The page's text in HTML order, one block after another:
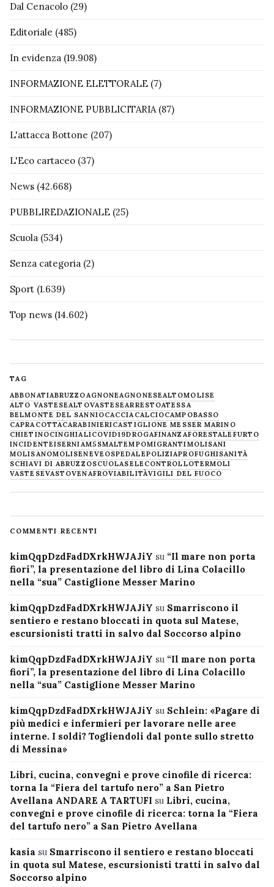
Dal Cenacolo (29)
Editoriale (485)
In evidenza (19.908)
INFORMAZIONE ELETTORALE (7)
INFORMAZIONE PUBBLICITARIA(87)
L'attacca Bottone (207)
L'Eco cartaceo (37)
News (42.668)
PUBBLIREDAZIONALE (25)
Scuola (534)
Senza categoria (2)
Sport (1.639)
Top news (14.602)
TAG
ABBONATIABRUZZOAGNONEAGNONESEALTOMOLISE
ALTO VASTESEALTOVASTESEARRESTOATESSA
BELMONTE DEL SANNIOCACCIACALCIOCAMPOBASSO
CAPRACOTTACARABINIERICASTIGLIONE MESSER MARINO
CHIETINOCINGHIALICOVID19DROGAFINANZAFORESTALE FURTO
INCIDENTEISERNIAM5SMALTEMPOMIGRANTIMOLISANI
MOLISANOMOLISENEVE OSPEDALEPOLIZIAPROFUGHISANITÀ
SCHIAVI DI ABRUZZOSCUOLASELECONTROLLOTERMOLI
VASTESEVASTOVENAFROVIABILITÀVIGILI DEL FUOCO
COMMENTI RECENTI
kimQqpDzdFadDXrkHWJAJiY su “Il mare non porta
fiori”, la presentazione del libro di Lina Colacillo
nella “sua” Castiglione Messer Marino
kimQqpDzdFadDXrkHWJAJiY su Smarriscono il
sentiero e restano bloccati in quota sul Matese,
escursionisti tratti in salvo dal Soccorso alpino
kimQqpDzdFadDXrkHWJAJiY su “Il mare non porta
fiori”, la presentazione del libro di Lina Colacillo
nella “sua” Castiglione Messer Marino
kimQqpDzdFadDXrkHWJAJiY su Schlein: «Pagare di
più medici e infermieri per lavorare nelle aree
interne. I soldi? Togliendoli dal ponte sullo stretto
di Messina»
Libri, cucina, convegni e prove cinofile di ricerca:
torna la “Fiera del tartufo nero” a San Pietro
Avellana ANDARE A TARTUFI su Libri, cucina,
convegni e prove cinofile di ricerca: torna la “Fiera
del tartufo nero” a San Pietro Avellana
kasia su Smarriscono il sentiero e restano bloccati
in quota sul Matese, escursionisti tratti in salvo dal
Soccorso alpino